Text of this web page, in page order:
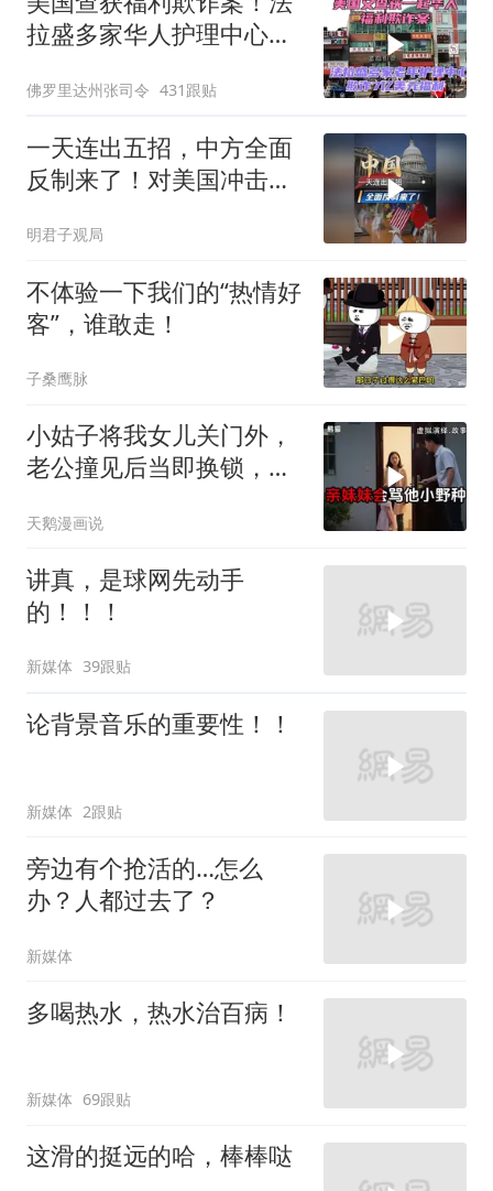
拉盛多家华人护理中心欺
佛罗里达州张司令 431跟贴
一天连出五招，中方全面
反制来了！对美国冲击有
明君子观局
不体验一下我们的“热情好
客”，谁敢走！
子桑鹰脉
小姑子将我女儿关门外，
老公撞见后当即换锁，将
天鹅漫画说
讲真，是球网先动手
的！！！
新媒体 39跟贴
论背景音乐的重要性！！
新媒体 2跟贴
旁边有个抢活的…怎么
办？人都过去了？
新媒体
多喝热水，热水治百病！
新媒体 69跟贴
这滑的挺远的哈，棒棒哒